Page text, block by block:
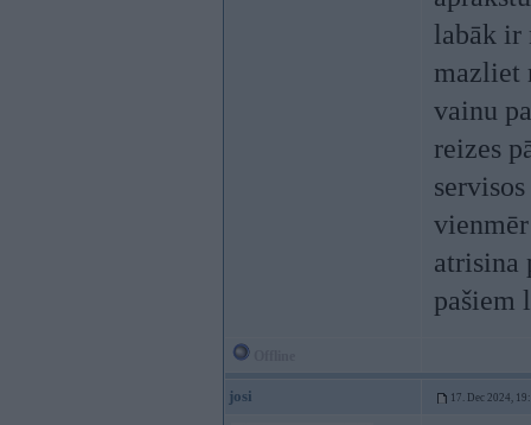
labāk ir
mazliet
vainu
reizes
atrisina
pašiem
josi 17. Dec 2024,